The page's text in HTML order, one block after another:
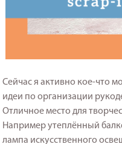
Сейчас я активно кое-что
идеи по организации
Отличное место для
Например утеплённый
лампа искусственного